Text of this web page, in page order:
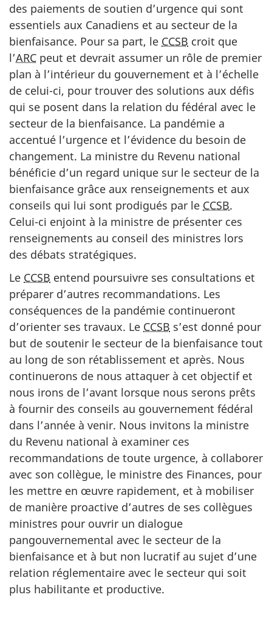
des paiements de soutien d’urgence qui sont
essentiels aux Canadiens et au secteur de la
bienfaisance. Pour sa part, le CCSB croit que
l’ARC peut et devrait assumer un rôle de premier
plan à l’intérieur du gouvernement et à l’échelle
de celui-ci, pour trouver des solutions aux défis
qui se posent dans la relation du fédéral avec le
secteur de la bienfaisance. La pandémie a
accentué l’urgence et l’évidence du besoin de
changement. La ministre du Revenu national
bénéficie d’un regard unique sur le secteur de la
bienfaisance grâce aux renseignements et aux
conseils qui lui sont prodigués par le CCSB.
Celui-ci enjoint à la ministre de présenter ces
renseignements au conseil des ministres lors
des débats stratégiques.
Le CCSB entend poursuivre ses consultations et
préparer d’autres recommandations. Les
conséquences de la pandémie continueront
d’orienter ses travaux. Le CCSB s’est donné pour
but de soutenir le secteur de la bienfaisance tout
au long de son rétablissement et après. Nous
continuerons de nous attaquer à cet objectif et
nous irons de l’avant lorsque nous serons prêts
à fournir des conseils au gouvernement fédéral
dans l’année à venir. Nous invitons la ministre
du Revenu national à examiner ces
recommandations de toute urgence, à collaborer
avec son collègue, le ministre des Finances, pour
les mettre en œuvre rapidement, et à mobiliser
de manière proactive d’autres de ses collègues
ministres pour ouvrir un dialogue
pangouvernemental avec le secteur de la
bienfaisance et à but non lucratif au sujet d’une
relation réglementaire avec le secteur qui soit
plus habilitante et productive.